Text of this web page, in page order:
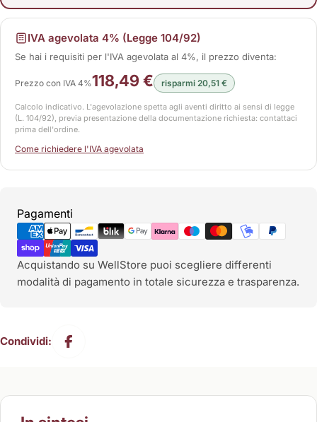
IVA agevolata 4% (Legge 104/92)
Se hai i requisiti per l'IVA agevolata al 4%, il prezzo diventa:
Prezzo con IVA 4%118,49 € risparmi 20,51 €
Calcolo indicativo. L'agevolazione spetta agli aventi diritto ai sensi di legge
(L. 104/92), previa presentazione della documentazione richiesta: contattaci
prima dell'ordine.
Come richiedere l'IVA agevolata
Pagamenti
Metodi
di
pagamento
Acquistando su WellStore puoi scegliere differenti
modalità di pagamento in totale sicurezza e trasparenza.
Condividi: